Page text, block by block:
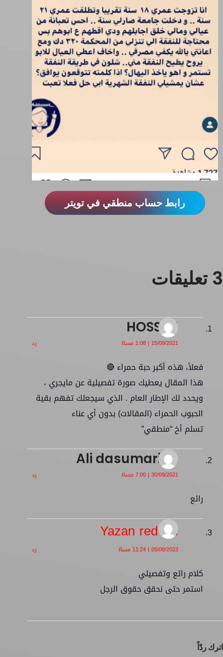
رابط حساب منطقي في تويتر
3 تعليقات
HOSSEN
15/09/2021 | 1:08 مساءً رد
فعلاً، هذه أكبر حبة حمراء 🔴
هذا المقال يعطيك صورة تفصيلية عن مايجري ،
ويحدد لك الإطار العام . الذي سيجعلك تفهم بقية
الحبوب الحمراء (المقالات) بدون أي عناء
تسلم أخ “منطقي”
Ali dasumarian
30/09/2021 | 7:00 مساءً رد
رائع
Yazan red pill
05/08/2023 | 11:24 مساءً رد
كلام رائع وتفصيلي
استمر حتى نحقق حقوق الرجل
اترك ردّاً